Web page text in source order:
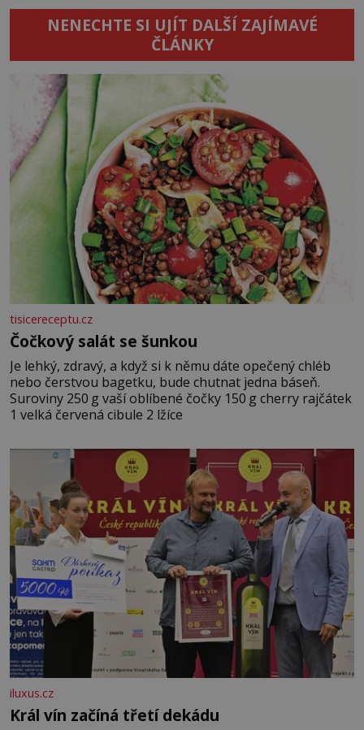
NENECHTE SI UJÍT DALŠÍ ZAJÍMAVÉ
ČLÁNKY
tisicereceptu.cz
Čočkový salát se šunkou
Je lehký, zdravý, a když si k němu dáte opečený chléb
nebo čerstvou bagetku, bude chutnat jedna báseň.
Suroviny 250 g vaší oblíbené čočky 150 g cherry rajčátek
1 velká červená cibule 2 lžíce
iluxus.cz
Král vín začíná třetí dekádu